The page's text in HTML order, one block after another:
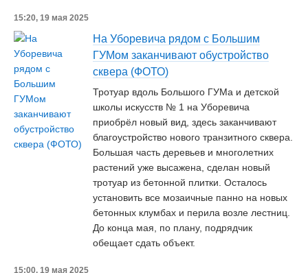
15:20, 19 мая 2025
На Уборевича рядом с Большим
ГУМом заканчивают обустройство
сквера (ФОТО)
Тротуар вдоль Большого ГУМа и детской
школы искусств № 1 на Уборевича
приобрёл новый вид, здесь заканчивают
благоустройство нового транзитного сквера.
Большая часть деревьев и многолетних
растений уже высажена, сделан новый
тротуар из бетонной плитки. Осталось
установить все мозаичные панно на новых
бетонных клумбах и перила возле лестниц.
До конца мая, по плану, подрядчик
обещает сдать объект.
15:00, 19 мая 2025